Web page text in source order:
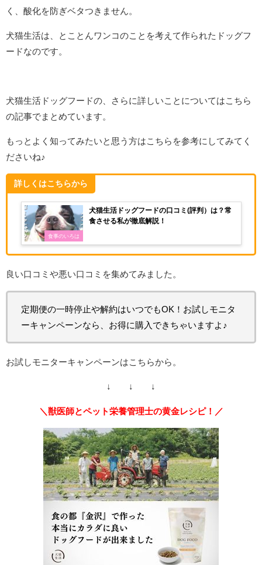
く、酸化を防ぎベタつきません。
犬猫生活は、とことんワンコのことを考えて作られたドッグフ
ードなのです。
犬猫生活ドッグフードの、さらに詳しいことについてはこちら
の記事でまとめています。
もっとよく知ってみたいと思う方はこちらを参考にしてみてく
ださいね♪
詳しくはこちらから
食事のいろは
犬猫生活ドッグフードの口コミ(評判）は？常
食させる私が徹底解説！
良い口コミや悪い口コミを集めてみました。
定期便の一時停止や解約はいつでもOK！お試しモニタ
ーキャンペーンなら、お得に購入できちゃいますよ♪
お試しモニターキャンペーンはこちらから。
↓ ↓ ↓
＼獣医師とペット栄養管理士の黄金レシピ！／